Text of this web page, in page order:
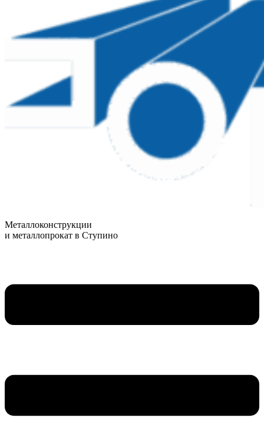
Металлоконструкции
и металлопрокат в Ступино